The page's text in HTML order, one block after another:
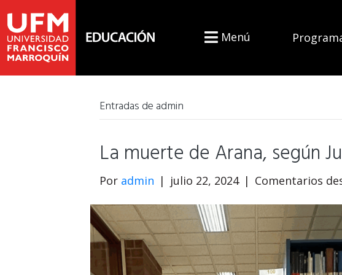
Menú
Entradas de admin
La muerte de Arana, según
Por admin | julio 22, 2024 | Comentarios